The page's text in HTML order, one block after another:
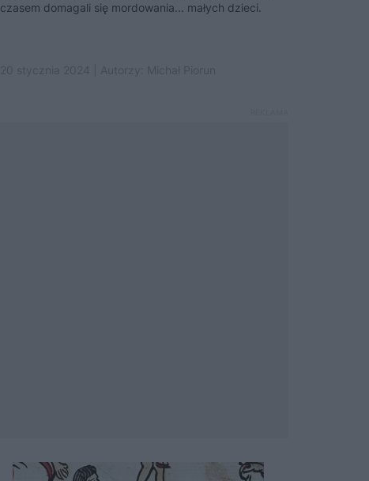
czasem domagali się mordowania... małych dzieci.